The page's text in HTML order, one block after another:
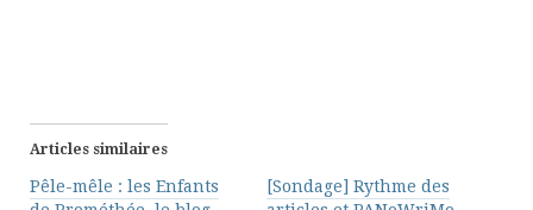
Articles similaires
Pêle-mêle : les Enfants
[Sondage] Rythme des